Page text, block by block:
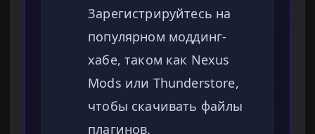
Зарегистрируйтесь на
популярном моддинг-
хабе, таком как Nexus
Mods или Thunderstore,
чтобы скачивать файлы
плагинов.